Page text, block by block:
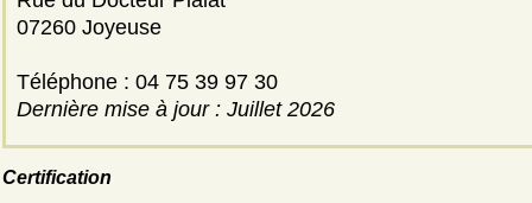
07260 Joyeuse
Téléphone : 04 75 39 97 30
Dernière mise à jour : Juillet 2026
Certification